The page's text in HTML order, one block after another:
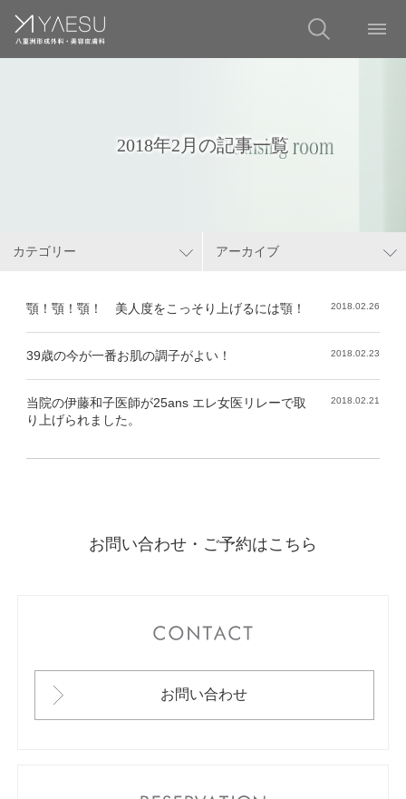
2018年2月の記事一覧
カテゴリー アーカイブ
顎！顎！顎！ 美人度をこっそり上げるには顎！ 2018.02.26
39歳の今が一番お肌の調子がよい！ 2018.02.23
当院の伊藤和子医師が25ans エレ女医リレーで取
り上げられました。
2018.02.21
お問い合わせ・ご予約はこちら
お問い合わせ